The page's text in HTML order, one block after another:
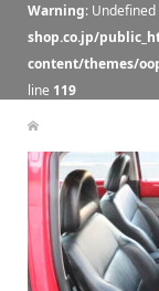
Warning:
shop.co.jp/
content/themes/
line 119